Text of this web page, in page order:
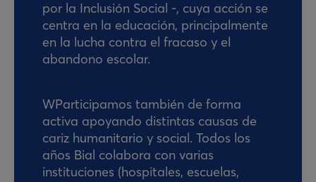
por la Inclusión Social -, cuya acción se
centra en la educación, principalmente
en la lucha contra el fracaso y el
abandono escolar.
WParticipamos también de forma
activa apoyando distintas causas de
cariz humanitario y social. Todos los
años Bial colabora con varias
instituciones (hospitales, escuelas,